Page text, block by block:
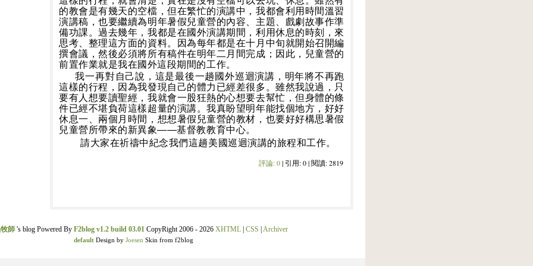
的教會是有幾天的空檔，但在繁忙的演講中，我都會利用時間溫習
演講稿，也要繼續為明年暑假兒童營的內容、主題、戲劇故事作準
備功課。過去幾年，我都是在國外演講期間，利用休息的時刻，來
思考、整理這方面的資料。因為每年都是在十月中旬就開始召開編
撰會議，然後必須將所有稿件在明年二月間完成；因此，兒童營的
前置作業就是我在國外這段期間的工作。
我一再對自己說，這是最後一趟國外巡迴演講，明年將不再跑
這樣的行程，因為我發現自己的體力已經差很多。雖然我說過，只
要有人想要讀聖經，我就會一股狂熱的心想要去幫忙，但身體的條
件已經不堪負荷這樣超量的演講。我真盼望明年能找個地方，好好
休息一、兩個月時間，想想暑假兒童營的教材，也要好好構思暑假
兒童營所帶來的新異象——基督教教育中心。
請大家在祈禱中紀念我們這趟美國巡迴演講的旅程和工作。
評論:0| 引用: 0 | 閱讀: 2819
師's blog Powered By F2blog v1.2 build 03.01CopyRight 2006 - 2026 XHTML| CSS Archiver
defaultDesign by Joesen Skin from f2blog